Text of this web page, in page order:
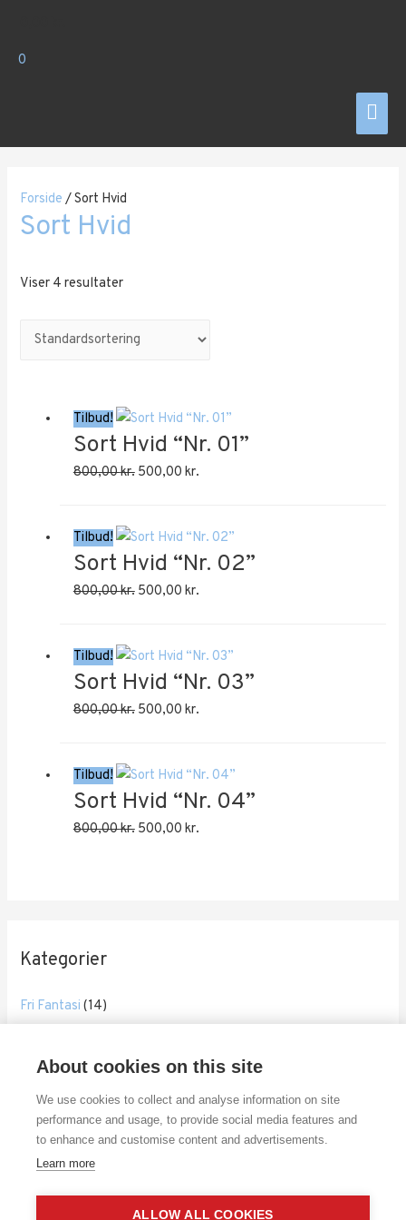
indholdet
0
Kategorier
Fri Fantasi (14)
Klat Klat (17)
Rodekasse(62)
Sort Hvid(4)
Forside / Sort Hvid
Sort Hvid
Viser 4 resultater
Tilbud!
Sort Hvid “Nr. 01”
800,00kr. Den
var:
800,00 kr..
500,00 kr.Den
er:
500,00 kr..
Tilbud!
Sort Hvid “Nr. 02”
800,00kr. Den
var:
800,00 kr..
500,00 kr.Den
er:
500,00 kr..
Tilbud!
Sort Hvid “Nr. 03”
800,00kr. Den
var:
800,00 kr..
500,00 kr.Den
er:
500,00 kr..
Tilbud!
Sort Hvid “Nr. 04”
800,00kr. Den
500,00 kr.Den
About cookies on this site
We use cookies to collect and analyse information on site
performance and usage, to provide social media features and
to enhance and customise content and advertisements.
Learn more
ALLOW ALL COOKIES